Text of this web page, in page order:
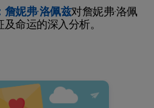
妮弗·洛佩兹对詹妮弗·洛佩
命运的深入分析。